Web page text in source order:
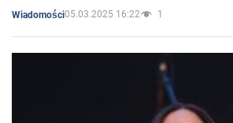
Wiadomości05.03.2025 16:22 1